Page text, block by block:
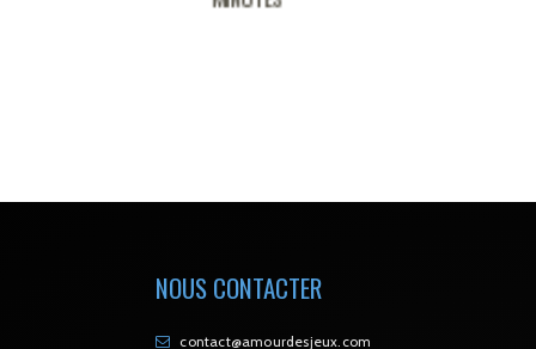
NOUS CONTACTER
contact@amourdesjeux.com